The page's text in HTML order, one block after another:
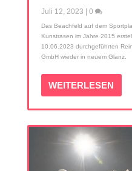
Juli 12, 2023 | 0
Das Beachfeld auf dem
Kunstrasen im Jahre 2015
10.06.2023 durchgeführten
GmbH wieder in neuem Glanz.
WEITERLESEN